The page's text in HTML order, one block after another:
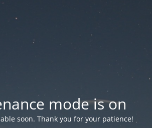
mode is on
soon. Thank you for your patience!